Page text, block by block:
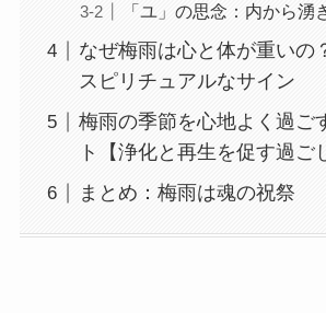
「ユ」の思念：内から湧
なぜ梅雨は心と体が重いの
スピリチュアルなサイン
梅雨の季節を心地よく過ご
ト【浄化と再生を促す過ご
まとめ：梅雨は魂の祝祭